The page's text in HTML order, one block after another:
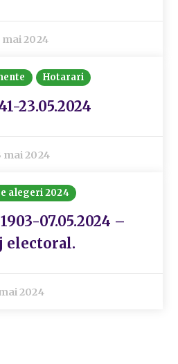
mai 2024
Hotarari
23.05.2024
mai 2024
alegeri 2024
07.05.2024 –
electoral.
2024